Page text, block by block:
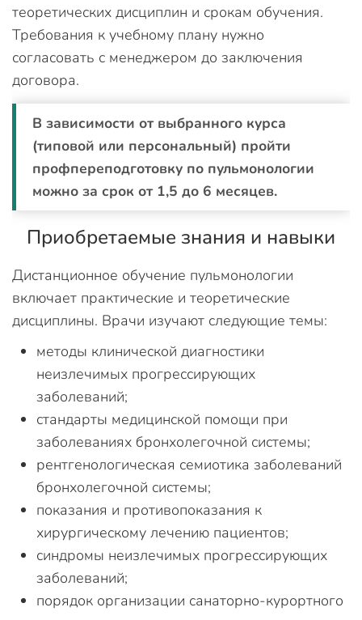
теоретических дисциплин и срокам обучения.
Требования к учебному плану нужно
согласовать с менеджером до заключения
договора.
В зависимости от выбранного курса
(типовой или персональный) пройти
профпереподготовку по пульмонологии
можно за срок от 1,5 до 6 месяцев.
Приобретаемые знания и навыки
Дистанционное обучение пульмонологии
включает практические и теоретические
дисциплины. Врачи изучают следующие темы:
методы клинической диагностики
неизлечимых прогрессирующих
заболеваний;
стандарты медицинской помощи при
заболеваниях бронхолегочной системы;
рентгенологическая семиотика заболеваний
бронхолегочной системы;
показания и противопоказания к
хирургическому лечению пациентов;
синдромы неизлечимых прогрессирующих
заболеваний;
порядок организации санаторно-курортного